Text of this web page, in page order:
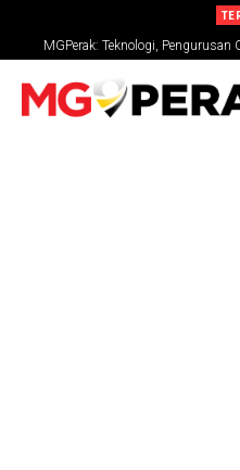
MGPerak: Teknologi, Pengurusan